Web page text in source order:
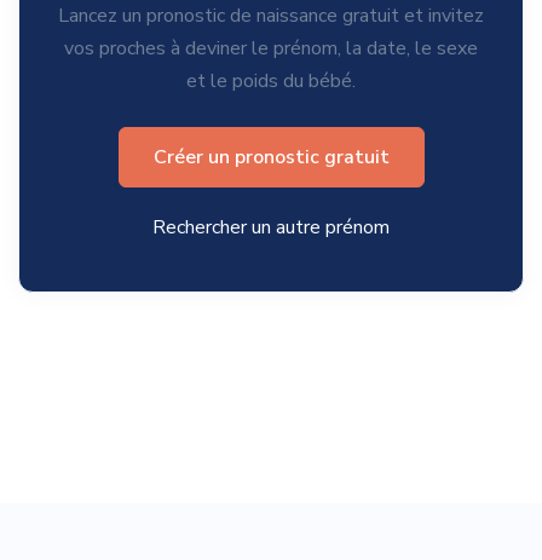
Lancez un pronostic de naissance gratuit et invitez
vos proches à deviner le prénom, la date, le sexe
et le poids du bébé.
Créer un pronostic gratuit
Rechercher un autre prénom